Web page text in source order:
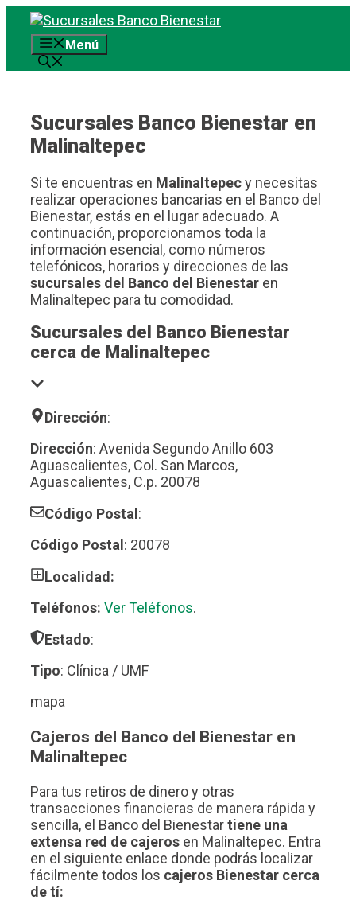
Saltar
contenidoMenú
Sucursales Banco Bienestar en
Malinaltepec
Si te encuentras en Malinaltepecy necesitas
realizar operaciones bancarias en el Banco del
Bienestar, estás en el lugar adecuado. A
continuación, proporcionamos toda la
información esencial, como números
telefónicos, horarios y direcciones de las
sucursales del Banco del Bienestar en
Malinaltepec para tu comodidad.
Sucursales del Banco Bienestar
cerca de Malinaltepec
Dirección:
Dirección: Avenida Segundo Anillo 603
Aguascalientes, Col. San Marcos,
Aguascalientes, C.p. 20078
Código Postal :
Código Postal : 20078
Localidad:
Teléfonos: Ver Teléfonos.
Estado:
Tipo: Clínica / UMF
mapa
Cajeros del Banco del Bienestar en
Malinaltepec
Para tus retiros de dinero y otras
transacciones financieras de manera rápida y
sencilla, el Banco del Bienestartiene una
extensa red de cajeros en Malinaltepec. Entra
en el siguiente enlace donde podrás localizar
fácilmente todos los cajeros Bienestar cerca
de tí: